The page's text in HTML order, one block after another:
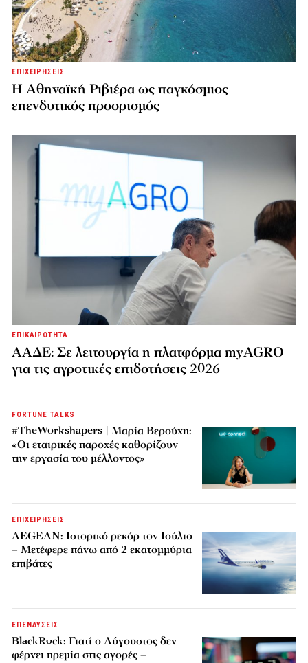
ΕΠΙΧΕΙΡΗΣΕΙΣ
Η Αθηναϊκή Ριβιέρα ως παγκόσμιος
επενδυτικός προορισμός
ΕΠΙΚΑΙΡΟΤΗΤΑ
ΑΑΔΕ: Σε λειτουργία η πλατφόρμα myAGRO
για τις αγροτικές επιδοτήσεις 2026
FORTUNE TALKS
#TheWorkshapers | Μαρία Βερούχη:
«Οι εταιρικές παροχές καθορίζουν
την εργασία του μέλλοντος»
ΕΠΙΧΕΙΡΗΣΕΙΣ
AEGEAN: Ιστορικό ρεκόρ τον Ιούλιο
– Μετέφερε πάνω από 2 εκατομμύρια
επιβάτες
ΕΠΕΝΔΥΣΕΙΣ
BlackRock: Γιατί ο Αύγουστος δεν
φέρνει ηρεμία στις αγορές –